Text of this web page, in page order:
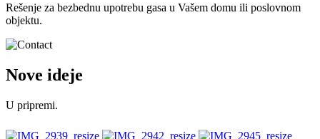
Rešenje za bezbednu upotrebu gasa u Vašem domu ili poslovnom
objektu.
Nove ideje
U pripremi.